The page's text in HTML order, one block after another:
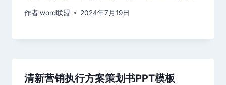
作者word联盟 2024年7月19日
清新营销执行方案策划书PPT模板